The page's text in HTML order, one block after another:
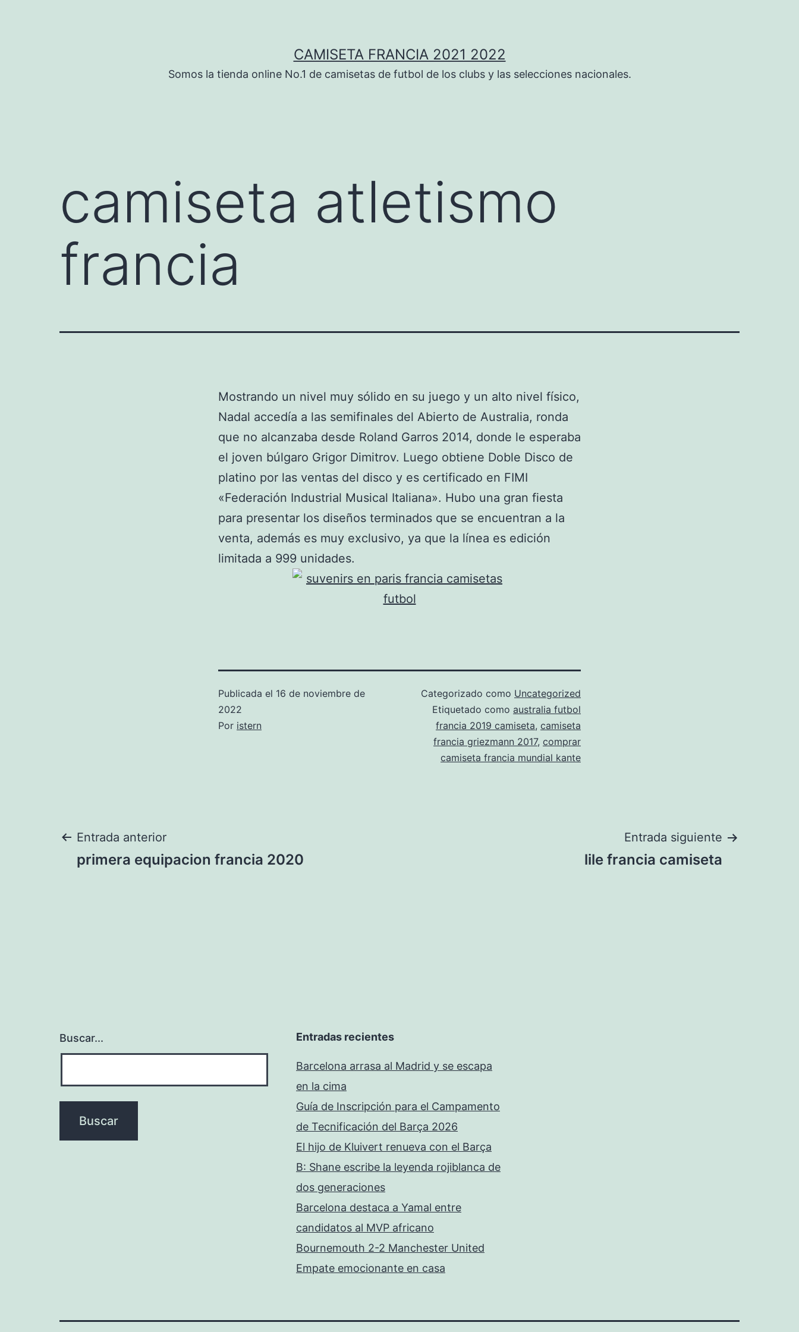
CAMISETA FRANCIA 2021 2022
Somos la tienda online No.1 de camisetas de futbol de los clubs y las selecciones nacionales.
camiseta atletismo
francia
Mostrando un nivel muy sólido en su juego y un alto nivel físico,
Nadal accedía a las semifinales del Abierto de Australia, ronda
que no alcanzaba desde Roland Garros 2014, donde le esperaba
el joven búlgaro Grigor Dimitrov. Luego obtiene Doble Disco de
platino por las ventas del disco y es certificado en FIMI
«Federación Industrial Musical Italiana». Hubo una gran fiesta
para presentar los diseños terminados que se encuentran a la
venta, además es muy exclusivo, ya que la línea es edición
limitada a 999 unidades.
Publicada el 16 de noviembre de
2022
Por istern
Categorizado como Uncategorized
Etiquetado como australia futbol
francia 2019 camiseta, camiseta
francia griezmann 2017, comprar
camiseta francia mundial kante
Navegación
Entrada anterior
primera equipacion francia 2020
Entrada siguiente
lile francia camiseta
Buscar... Entradas recientes
Barcelona arrasa al Madrid y se escapa
en la cima
Guía de Inscripción para el Campamento
de Tecnificación del Barça 2026
El hijo de Kluivert renueva con el Barça
B: Shane escribe la leyenda rojiblanca de
dos generaciones
Barcelona destaca a Yamal entre
candidatos al MVP africano
Bournemouth 2-2 Manchester United
Empate emocionante en casa